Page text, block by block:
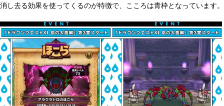
消し去る効果を使ってくるのが特徴で、こころは青枠となっています。